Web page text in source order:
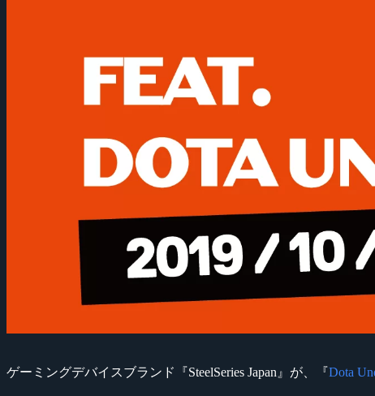
ゲーミングデバイスブランド『SteelSeries Japan』が、『Dota